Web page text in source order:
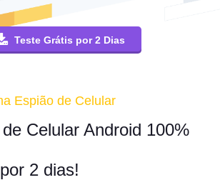
Teste Grátis por 2 Dias
Espião de Celular
Celular Android 100%
2 dias!